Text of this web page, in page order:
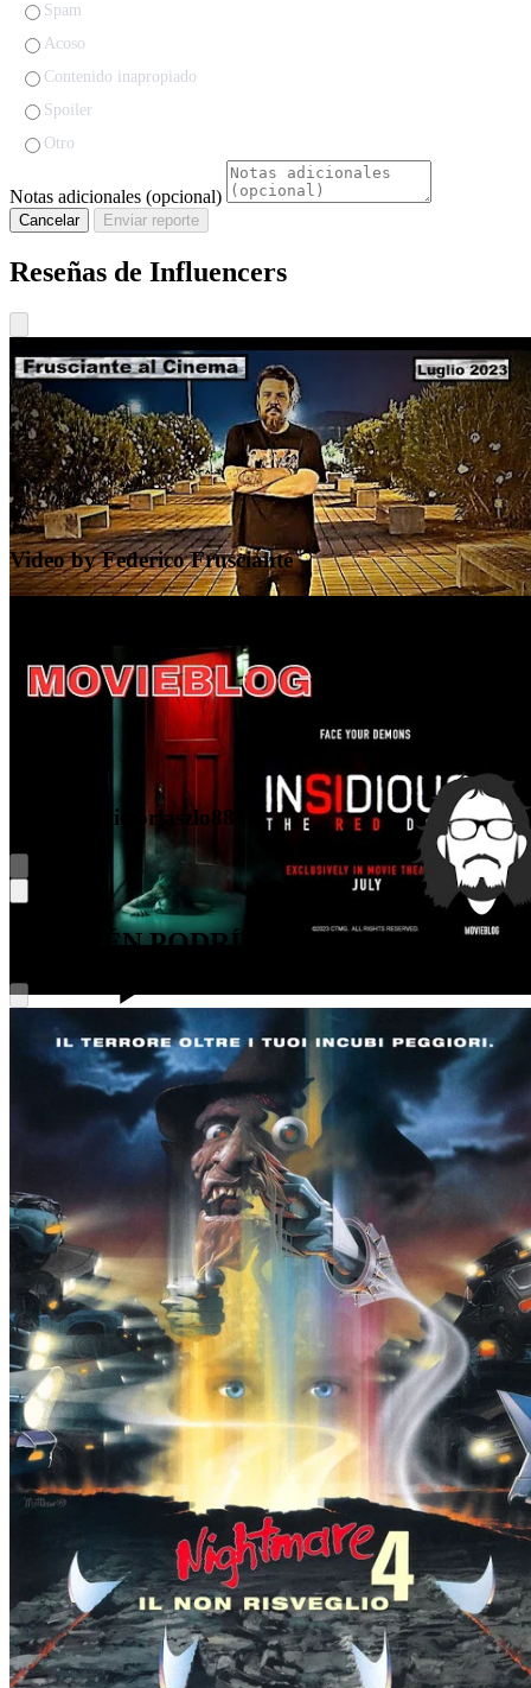
Spam
Acoso
Contenido inapropiado
Spoiler
Otro
Notas adicionales (opcional)
Cancelar Enviar reporte
Reseñas de Influencers
YouTube
Video by Federico Frusciante
YouTube
Video by victorlaszlo88
TAMBIÉN PODRÍA GUSTARTE